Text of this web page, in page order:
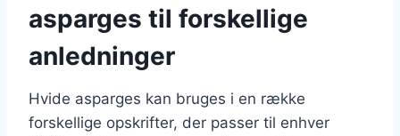
asparges til forskellige
anledninger
Hvide asparges kan bruges i en række
forskellige opskrifter, der passer til enhver